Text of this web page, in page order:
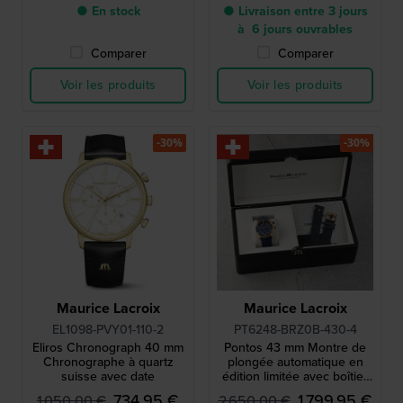
● En stock
Comparer
Voir les produits
● Livraison entre 3 jours
à 6 jours ouvrables
Comparer
Voir les produits
Maurice Lacroix
EL1098-PVY01-110-2
Eliros Chronograph 40 mm
Chronographe à quartz
suisse avec date
-30%
Maurice Lacroix
PT6248-BRZ0B-430-4
Pontos 43 mm Montre de
plongée automatique en
édition limitée avec boîtier
en bronze véritable
-30%